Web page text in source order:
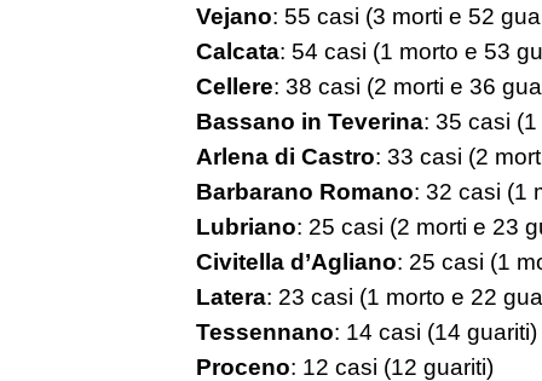
Vejano: 55 casi (3 morti e 52
Calcata: 54 casi (1 morto e 53
Cellere: 38 casi (2 morti e 36
Bassano in Teverina: 35 casi
Arlena di Castro: 33 casi (2
Barbarano Romano: 32 casi (1
Lubriano: 25 casi (2 morti e 23
Civitella d’Agliano: 25 casi (1
Latera: 23 casi (1 morto e 22
Tessennano: 14 casi (14 guariti)
Proceno: 12 casi (12 guariti)